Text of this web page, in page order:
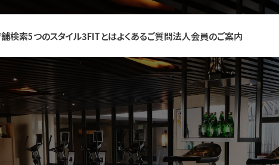
検索5つのスタイル3FITとはよくあるご質問法人会員のご案内